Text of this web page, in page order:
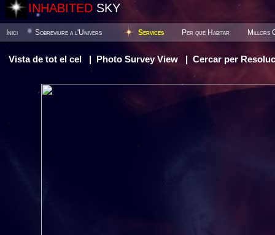
INHABITED SKY
Inici Sobreviure a l'Univers Services Per que Habitar Millors
Vista de tot el cel Photo Survey View Cercar per